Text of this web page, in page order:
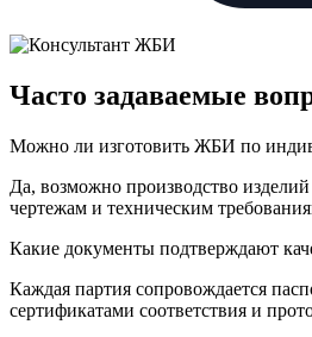
Часто задаваемые
Можно ли изготовить ЖБИ по
Да, возможно производство
чертежам и техническим
Какие документы подтверждают
Каждая партия сопровождается
сертификатами соответствия и